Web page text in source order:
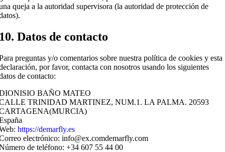
queja a la autoridad supervisora (la autoridad de protección de
Datos de contacto
preguntas y/o comentarios sobre nuestra política de cookies y esta
por favor, contacta con nosotros usando los siguientes
de contacto:
BAÑO MATEO
TRINIDAD MARTINEZ, NUM.1. LA PALMA. 20593
https://demarfly.es
electrónico: info@ex.comdemarfly.com
de teléfono: +34 607 55 44 00